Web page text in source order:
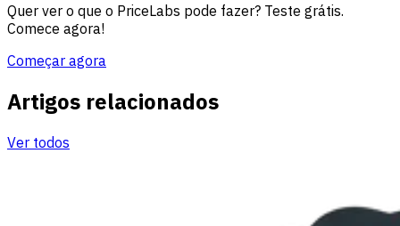
Quer ver o que o PriceLabs pode fazer? Teste grátis.
Comece agora!
Começar agora
Artigos relacionados
Ver todos